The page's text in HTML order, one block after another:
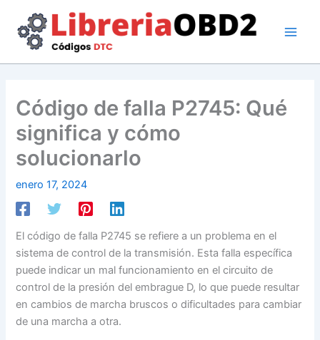
contenido
Código de falla P2745: Qué
significa y cómo
solucionarlo
enero 17, 2024
El código de falla P2745 se refiere a un problema en el
sistema de control de la transmisión. Esta falla específica
puede indicar un mal funcionamiento en el circuito de
control de la presión del embrague D, lo que puede resultar
en cambios de marcha bruscos o dificultades para cambiar
de una marcha a otra.